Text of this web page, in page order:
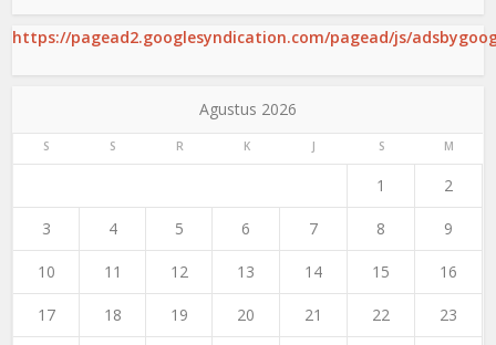
https://pagead2.googlesyndication.com/pagead/js/
Agustus 2026
S S R K J S M
1 2
3 4 5 6 7 8 9
10 11 12 13 14 15 16
17 18 19 20 21 22 23